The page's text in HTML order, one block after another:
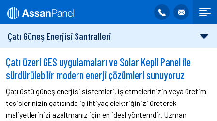
Çatı Güneş Enerjisi Santralleri
Çatı üzeri GES uygulamaları ve Solar Kepli Panel ile
sürdürülebilir modern enerji çözümleri sunuyoruz
Çatı üstü güneş enerjisi sistemleri, işletmelerinizin veya üretim
tesislerinizin çatısında iç ihtiyaç elektriğinizi üreterek
maliyetlerinizi azaltmanız için en ideal yöntemdir. Uzman